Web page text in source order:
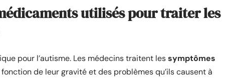
utilisés pour traiter les
pour l’autisme. Les médecins traitent lessymptômes
de leur gravité et des problèmes qu’ils causent à